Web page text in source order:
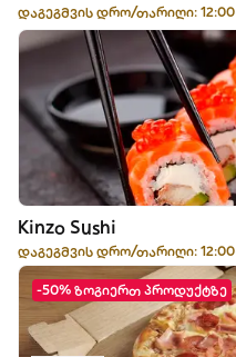
დაგეგმვის დრო/თარიღი: 12:00
Kinzo Sushi
დაგეგმვის დრო/თარიღი: 12:00
-50% ზოგიერთ პროდუქტზე